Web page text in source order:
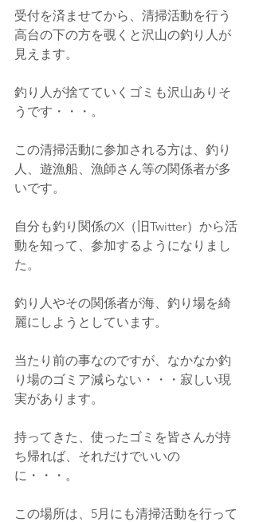
受付を済ませてから、清掃活動を行う
高台の下の方を覗くと沢山の釣り人が
見えます。
釣り人が捨てていくゴミも沢山ありそ
うです・・・。
この清掃活動に参加される方は、釣り
人、遊漁船、漁師さん等の関係者が多
いです。
自分も釣り関係のX（旧Twitter）から活
動を知って、参加するようになりまし
た。
釣り人やその関係者が海、釣り場を綺
麗にしようとしています。
当たり前の事なのですが、なかなか釣
り場のゴミア減らない・・・寂しい現
実があります。
持ってきた、使ったゴミを皆さんが持
ち帰れば、それだけでいいの
に・・・。
この場所は、5月にも清掃活動を行って